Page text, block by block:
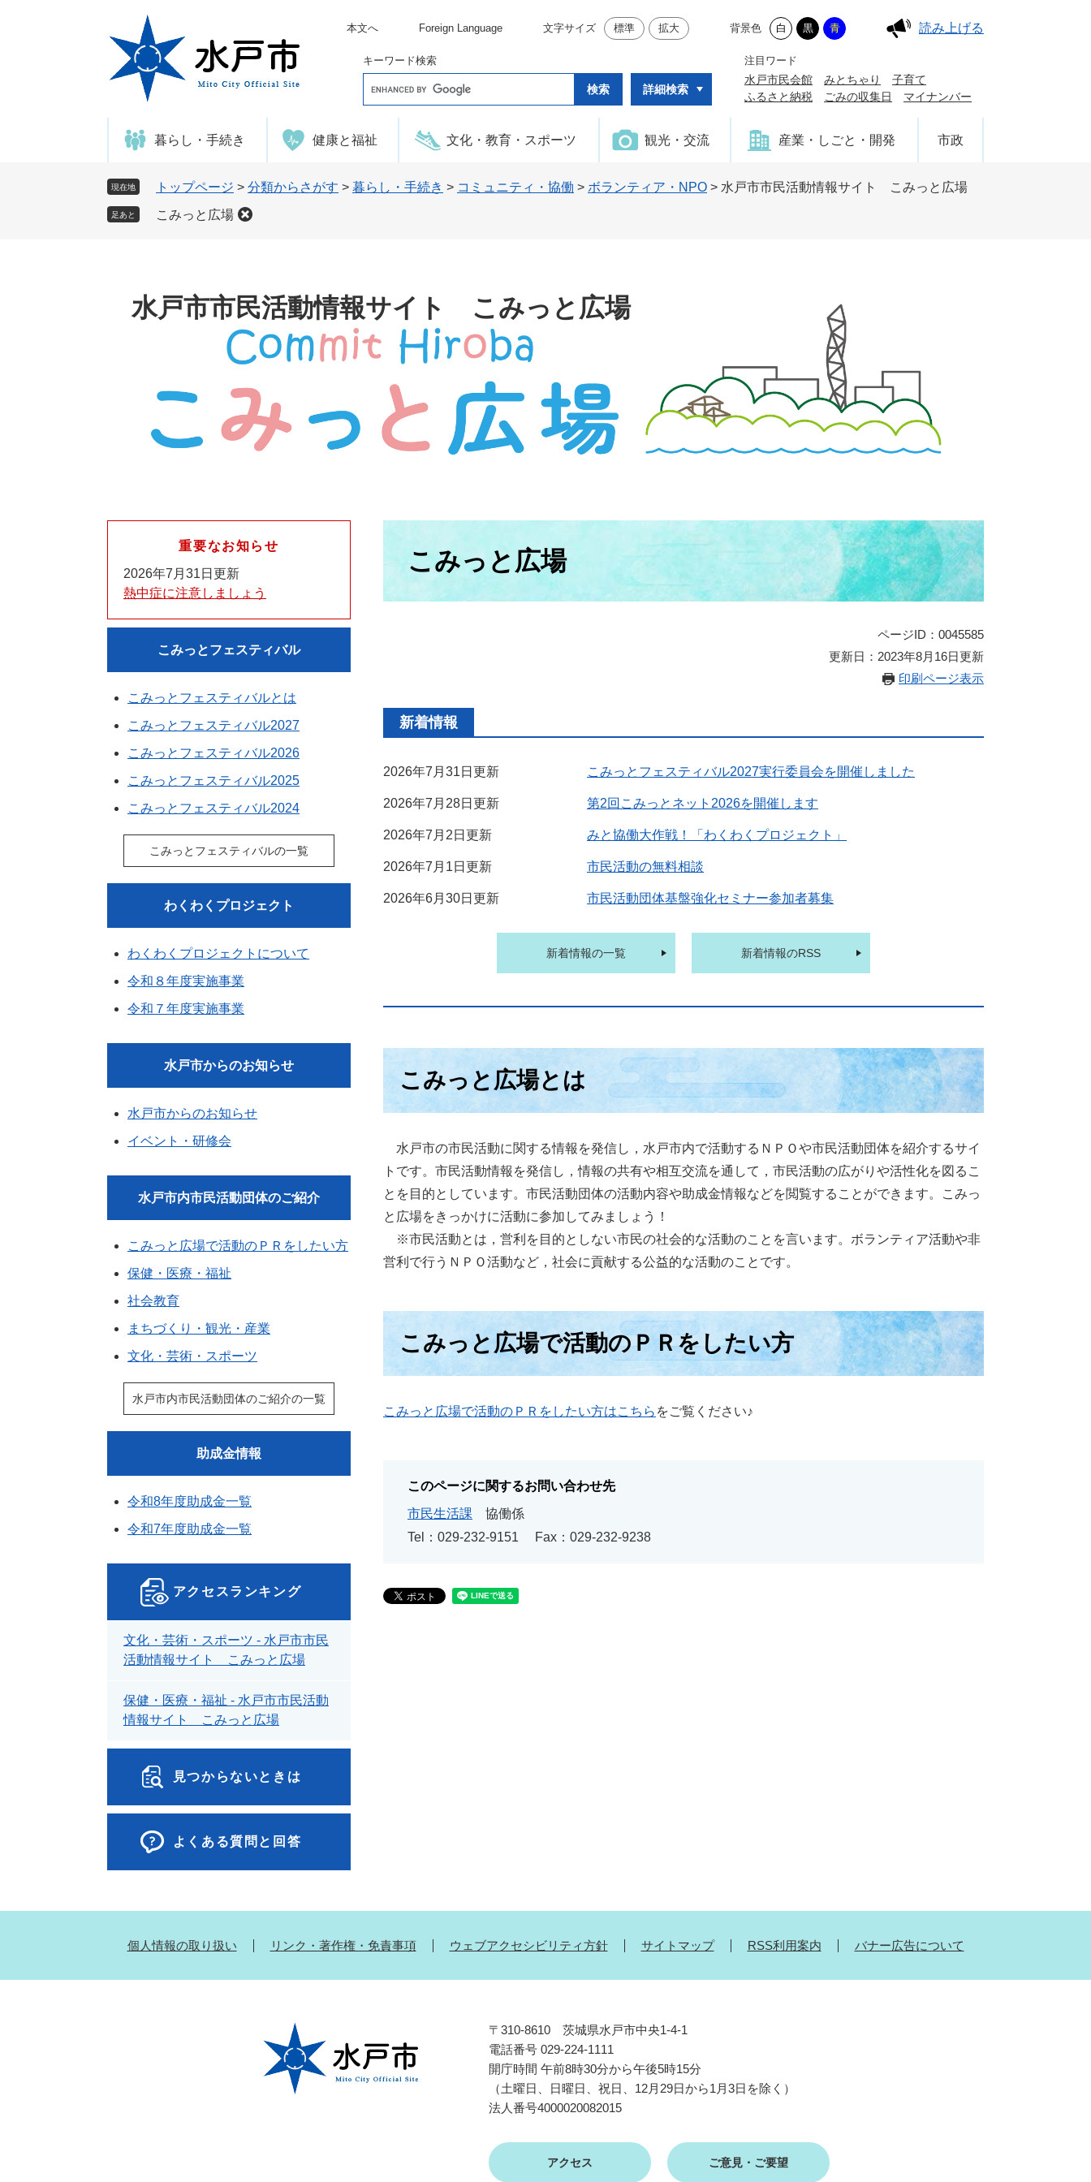
本文へ Foreign Language 文字サイズ 標準 拡大 背景色 白 黒 青 読み上げる
キーワード検索
o
e
タ
ム
詳細検索
注目ワード
水戸市民会館 みとちゃり
子育て
ふるさと納税
ごみの収集日 マイナンバー
暮らし・手続き 健康と福祉 文化・教育・スポーツ 観光・交流 産業・しごと・開発 市政
現在地 トップページ > 分類からさがす > 暮らし・手続き > コミュニティ・協働 > ボランティア・NPO > 水戸市市民活動情報サイト こみっと広場
足あと こみっと広場
水戸市市民活動情報サイト こみっと広場
こみっと広場
ページID：0045585
更新日：2023年8月16日更新
印刷ページ表示
新着情報
2026年7月31日更新 こみっとフェスティバル2027実行委員会を開催しました
2026年7月28日更新 第2回こみっとネット2026を開催します
2026年7月2日更新 みと協働大作戦！「わくわくプロジェクト」
2026年7月1日更新 市民活動の無料相談
2026年6月30日更新 市民活動団体基盤強化セミナー参加者募集
新着情報の一覧 新着情報のRSS
こみっと広場とは
水戸市の市民活動に関する情報を発信し，水戸市内で活動するＮＰＯや市民活動団体を紹介するサイ
トです。市民活動情報を発信し，情報の共有や相互交流を通して，市民活動の広がりや活性化を図るこ
とを目的としています。市民活動団体の活動内容や助成金情報などを閲覧することができます。こみっ
と広場をきっかけに活動に参加してみましょう！
※市民活動とは，営利を目的としない市民の社会的な活動のことを言います。ボランティア活動や非
営利で行うＮＰＯ活動など，社会に貢献する公益的な活動のことです。
こみっと広場で活動のＰＲをしたい方
こみっと広場で活動のＰＲをしたい方はこちら をご覧ください♪​
このページに関するお問い合わせ先
市民生活課
協働係
Tel：029-232-9151
Fax：029-232-9238
重要なお知らせ
2026年7月31日更新
熱中症に注意しましょう
こみっとフェスティバル
こみっとフェスティバルとは
こみっとフェスティバル2027
こみっとフェスティバル2026
こみっとフェスティバル2025
こみっとフェスティバル2024
こみっとフェスティバルの一覧
わくわくプロジェクト
わくわくプロジェクトについて
令和８年度実施事業
令和７年度実施事業
水戸市からのお知らせ
水戸市からのお知らせ
イベント・研修会
水戸市内市民活動団体のご紹介
こみっと広場で活動のＰＲをしたい方
保健・医療・福祉
社会教育
まちづくり・観光・産業
文化・芸術・スポーツ
水戸市内市民活動団体のご紹介の一覧
助成金情報
令和8年度助成金一覧
令和7年度助成金一覧
アクセスランキング
文化・芸術・スポーツ - 水戸市市民
活動情報サイト こみっと広場
保健・医療・福祉 - 水戸市市民活動
情報サイト こみっと広場
見つからないときは
よくある質問と回答
個人情報の取り扱い リンク・著作権・免責事項 ウェブアクセシビリティ方針 サイトマップ RSS利用案内 バナー広告について
〒310-8610 茨城県水戸市中央1-4-1
電話番号 029-224-1111
開庁時間 午前8時30分から午後5時15分
（土曜日、日曜日、祝日、12月29日から1月3日を除く）
法人番号4000020082015
アクセス ご意見・ご要望